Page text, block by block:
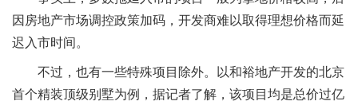
因房地产市场调控政策加码，开发商难以取得理想价格而延
迟入市时间。
不过，也有一些特殊项目除外。以和裕地产开发的北京
首个精装顶级别墅为例，据记者了解，该项目均是总价过亿